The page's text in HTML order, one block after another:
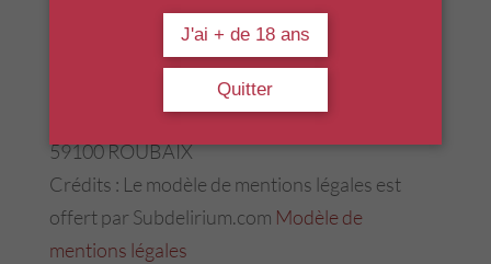
physique ou une personne morale.
: STUDIO ED –hello@studio-
: OVH – 2 RUE KELLERMANN –
59100 ROUBAIX
Crédits : Le modèle de mentions légales est
offert par Subdelirium.com Modèle de
mentions légales
J'ai + de 18 ans
Quitter